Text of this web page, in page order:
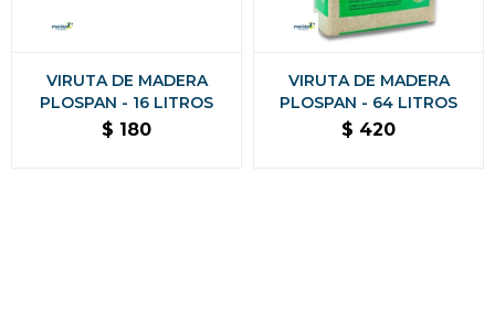
VIRUTA DE MADERA
PLOSPAN - 16 LITROS
$ 180
VIRUTA DE MADERA
PLOSPAN - 64 LITROS
$ 420